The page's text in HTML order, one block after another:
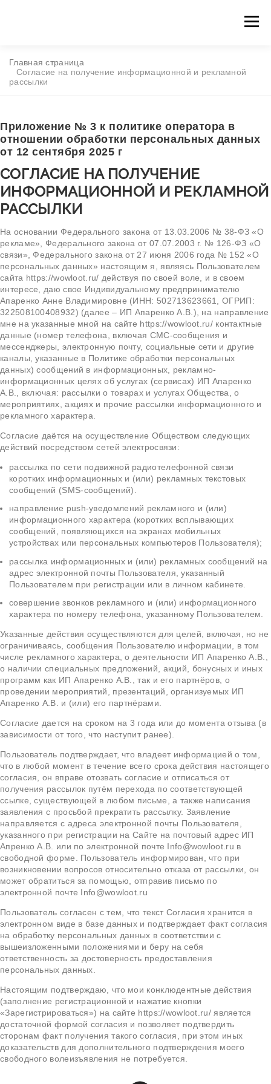
Главная страница
Согласие на получение информационной и рекламной
рассылки
Приложение № 3 к политике оператора в
отношении обработки персональных данных
от 12 сентября 2025 г
СОГЛАСИЕ НА ПОЛУЧЕНИЕ
ИНФОРМАЦИОННОЙ И РЕКЛАМНОЙ
РАССЫЛКИ
На основании Федерального закона от 13.03.2006 № 38-ФЗ «О
рекламе», Федерального закона от 07.07.2003 г. № 126-ФЗ «О
связи», Федерального закона от 27 июня 2006 года № 152 «О
персональных данных» настоящим я, являясь Пользователем
сайта https://wowloot.ru/ действуя по своей воле, и в своем
интересе, даю свое Индивидуальному предпринимателю
Апаренко Анне Владимировне (ИНН: 502713623661, ОГРИП:
322508100408932) (далее – ИП Апаренко А.В.), на направление
мне на указанные мной на сайте https://wowloot.ru/ контактные
данные (номер телефона, включая СМС-сообщения и
мессенджеры, электронную почту, социальные сети и другие
каналы, указанные в Политике обработки персональных
данных) сообщений в информационных, рекламно-
информационных целях об услугах (сервисах) ИП Апаренко
А.В., включая: рассылки о товарах и услугах Общества, о
мероприятиях, акциях и прочие рассылки информационного и
рекламного характера.
Согласие даётся на осуществление Обществом следующих
действий посредством сетей электросвязи:
рассылка по сети подвижной радиотелефонной связи
коротких информационных и (или) рекламных текстовых
сообщений (SMS-сообщений).
направление push-уведомлений рекламного и (или)
информационного характера (коротких всплывающих
сообщений, появляющихся на экранах мобильных
устройствах или персональных компьютеров Пользователя);
рассылка информационных и (или) рекламных сообщений на
адрес электронной почты Пользователя, указанный
Пользователем при регистрации или в личном кабинете.
совершение звонков рекламного и (или) информационного
характера по номеру телефона, указанному Пользователем.
Указанные действия осуществляются для целей, включая, но не
ограничиваясь, сообщения Пользователю информации, в том
числе рекламного характера, о деятельности ИП Апаренко А.В.,
о наличии специальных предложений, акций, бонусных и иных
программ как ИП Апаренко А.В., так и его партнёров, о
проведении мероприятий, презентаций, организуемых ИП
Апаренко А.В. и (или) его партнёрами.
Согласие дается на сроком на 3 года или до момента отзыва (в
зависимости от того, что наступит ранее).
Пользователь подтверждает, что владеет информацией о том,
что в любой момент в течение всего срока действия настоящего
согласия, он вправе отозвать согласие и отписаться от
получения рассылок путём перехода по соответствующей
ссылке, существующей в любом письме, а также написания
заявления с просьбой прекратить рассылку. Заявление
направляется с адреса электронной почты Пользователя,
указанного при регистрации на Сайте на почтовый адрес ИП
Апренко А.В. или по электронной почте Info@wowloot.ru в
свободной форме. Пользователь информирован, что при
возникновении вопросов относительно отказа от рассылки, он
может обратиться за помощью, отправив письмо по
электронной почте Info@wowloot.ru
Пользователь согласен с тем, что текст Согласия хранится в
электронном виде в базе данных и подтверждает факт согласия
на обработку персональных данных в соответствии с
вышеизложенными положениями и беру на себя
ответственность за достоверность предоставления
персональных данных.
Настоящим подтверждаю, что мои конклюдентные действия
(заполнение регистрационной и нажатие кнопки
«Зарегистрироваться») на сайте https://wowloot.ru/ является
достаточной формой согласия и позволяет подтвердить
сторонам факт получения такого согласия, при этом иных
доказательств для дополнительного подтверждения моего
свободного волеизъявления не потребуется.